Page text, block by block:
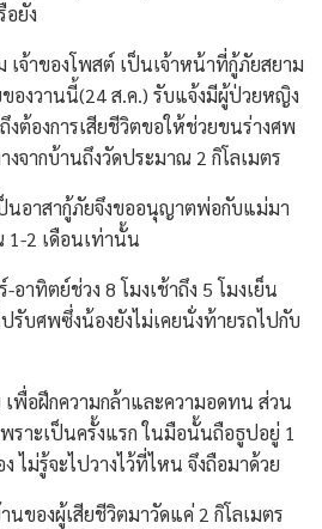
อยัง
จ้าของโพสต์ เป็นเจ้าหน้าที่กู้ภัยสยาม
ของวานนี้(24 ส.ค.) รับแจ้งมีผู้ป่วยหญิง
งต้องการเสียชีวิตขอให้ช่วยขนร่างศพ
งจากบ้านถึงวัดประมาณ 2 กิโลเมตร
นอาสากู้ภัยจึงขออนุญาตพ่อกับแม่มา
1-2 เดือนเท่านั้น
อาทิตย์ช่วง 8 โมงเช้าถึง 5 โมงเย็น
รับศพซึ่งน้องยังไม่เคยนั่งท้ายรถไปกับ
พื่อฝึกความกล้าและความอดทน ส่วน
าะเป็นครั้งแรก ในมือนั้นถือธูปอยู่ 1
ไม่รู้จะไปวางไว้ที่ไหน จึงถือมาด้วย
นของผู้เสียชีวิตมาวัดแค่ 2 กิโลเมตร